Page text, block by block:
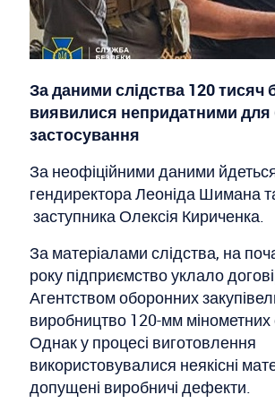
За даними слідства 120 тисяч
виявилися непридатними для
застосування
За неофіційними даними
гендиректора Леоніда Шимана
заступника Олексія Кириченка.
За матеріалами слідства, на
року підприємство уклало
Агентством оборонних
виробництво 120-мм мінометних
Однак у процесі виготовлення
використовувалися неякісні
допущені виробничі дефекти.